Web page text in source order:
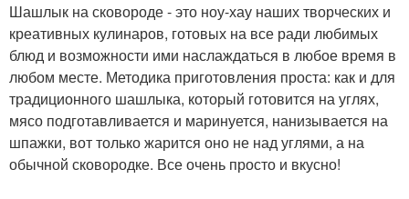
Шашлык на сковороде - это ноу-хау наших творческих и
креативных кулинаров, готовых на все ради любимых
блюд и возможности ими наслаждаться в любое время в
любом месте. Методика приготовления проста: как и для
традиционного шашлыка, который готовится на углях,
мясо подготавливается и маринуется, нанизывается на
шпажки, вот только жарится оно не над углями, а на
обычной сковородке. Все очень просто и вкусно!